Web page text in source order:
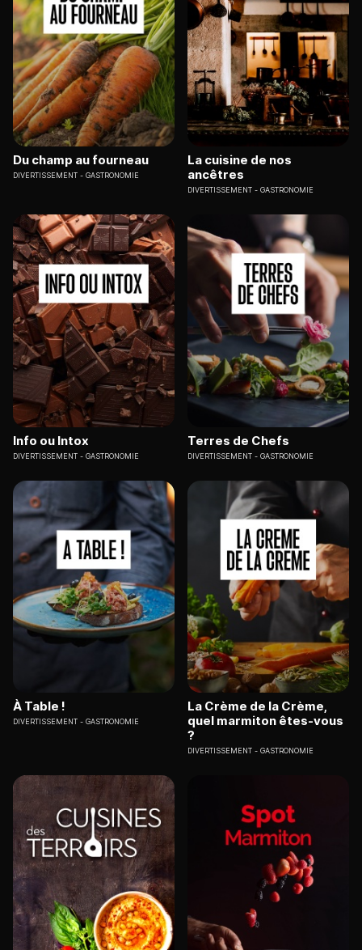
Du champ au fourneau
DIVERTISSEMENT GASTRONOMIE
La cuisine de nos
ancêtres
DIVERTISSEMENT GASTRONOMIE
Info ou Intox
DIVERTISSEMENT GASTRONOMIE
Terres de Chefs
DIVERTISSEMENT GASTRONOMIE
À Table !
DIVERTISSEMENT GASTRONOMIE
La Crème de la Crème,
quel marmiton êtes-vous
?
DIVERTISSEMENT GASTRONOMIE